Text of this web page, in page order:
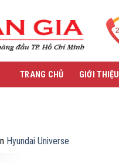
TRANG CHỦ GIỚI THIỆU
Hyundai Universe